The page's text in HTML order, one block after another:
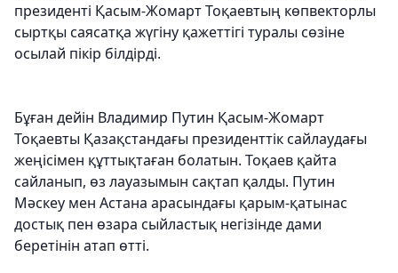
президенті Қасым-Жомарт Тоқаевтың көпвекторлы
сыртқы саясатқа жүгіну қажеттігі туралы сөзіне
осылай пікір білдірді.
Бұған дейін Владимир Путин Қасым-Жомарт
Тоқаевты Қазақстандағы президенттік сайлаудағы
жеңісімен құттықтаған болатын. Тоқаев қайта
сайланып, өз лауазымын сақтап қалды. Путин
Мәскеу мен Астана арасындағы қарым-қатынас
достық пен өзара сыйластық негізінде дами
беретінін атап өтті.